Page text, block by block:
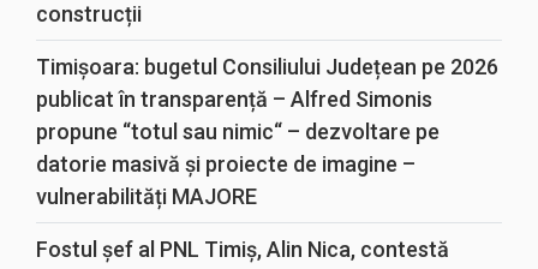
construcții
Timișoara: bugetul Consiliului Județean pe 2026
publicat în transparență – Alfred Simonis
propune “totul sau nimic“ – dezvoltare pe
datorie masivă și proiecte de imagine –
vulnerabilități MAJORE
Fostul șef al PNL Timiș, Alin Nica, contestă